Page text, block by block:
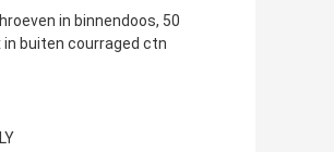
in binnendoos, 50
buiten courraged ctn